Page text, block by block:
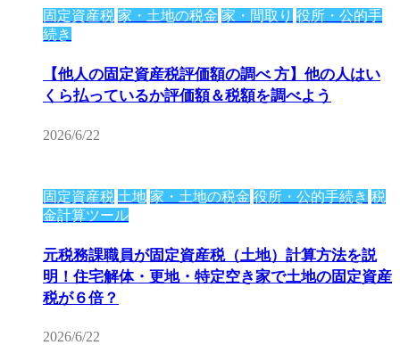
固定資産税 家・土地の税金 家・間取り 役所・公的手
続き
【他人の固定資産税評価額の調べ 方】他の人はい
くら払っているか評価額＆税額を調べよう
2026/6/22
固定資産税 土地 家・土地の税金 役所・公的手続き 税
金計算ツール
元税務課職員が固定資産税（土地）計算方法を説
明！住宅解体・更地・特定空き家で土地の固定資産
税が６倍？
2026/6/22